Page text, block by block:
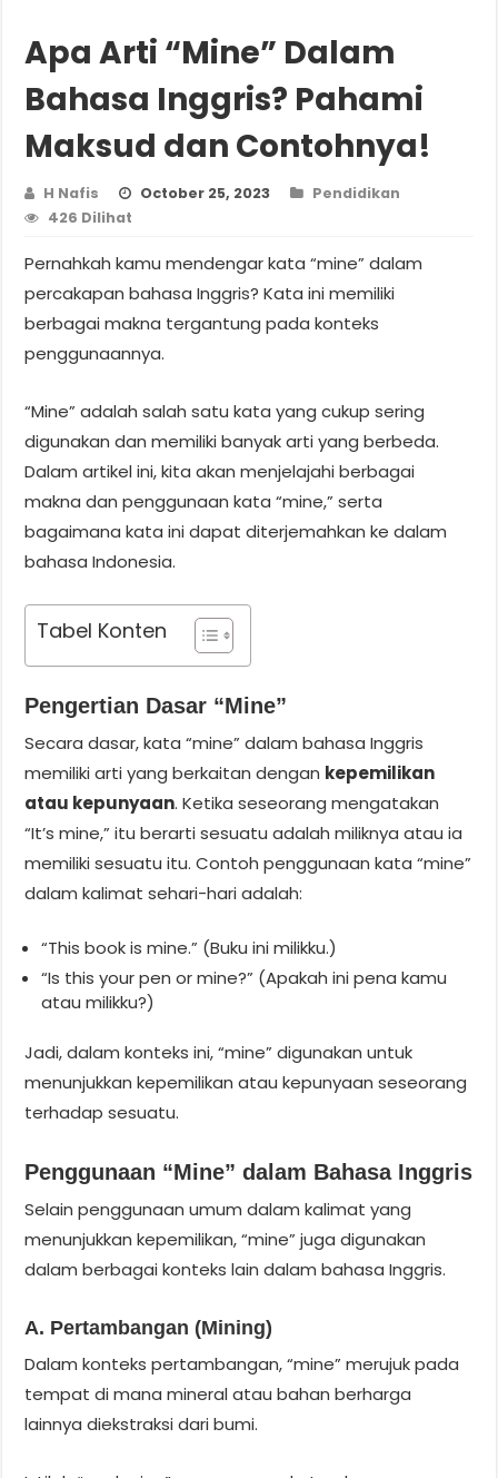
Apa Arti “Mine” Dalam
Bahasa Inggris? Pahami
Maksud dan Contohnya!
H Nafis October 25, 2023
Pendidikan
426 Dilihat
Pernahkah kamu mendengar kata “mine” dalam
percakapan bahasa Inggris? Kata ini memiliki
berbagai makna tergantung pada konteks
penggunaannya.
“Mine” adalah salah satu kata yang cukup sering
digunakan dan memiliki banyak arti yang berbeda.
Dalam artikel ini, kita akan menjelajahi berbagai
makna dan penggunaan kata “mine,” serta
bagaimana kata ini dapat diterjemahkan ke dalam
bahasa Indonesia.
Tabel Konten
Pengertian Dasar “Mine”
Secara dasar, kata “mine” dalam bahasa Inggris
memiliki arti yang berkaitan dengan kepemilikan
atau kepunyaan. Ketika seseorang mengatakan
“It’s mine,” itu berarti sesuatu adalah miliknya atau ia
memiliki sesuatu itu. Contoh penggunaan kata “mine”
dalam kalimat sehari-hari adalah:
“This book is mine.” (Buku ini milikku.)
“Is this your pen or mine?” (Apakah ini pena kamu
atau milikku?)
Jadi, dalam konteks ini, “mine” digunakan untuk
menunjukkan kepemilikan atau kepunyaan seseorang
terhadap sesuatu.
Penggunaan “Mine” dalam Bahasa Inggris
Selain penggunaan umum dalam kalimat yang
menunjukkan kepemilikan, “mine” juga digunakan
dalam berbagai konteks lain dalam bahasa Inggris.
A. Pertambangan (Mining)
Dalam konteks pertambangan, “mine” merujuk pada
tempat di mana mineral atau bahan berharga
lainnya diekstraksi dari bumi.